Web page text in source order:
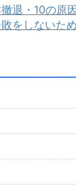
退・10の原
をしないた